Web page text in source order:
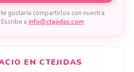
gustaría compartirlos con nuestra
a info@ctejidas.com
EN CTEJIDAS